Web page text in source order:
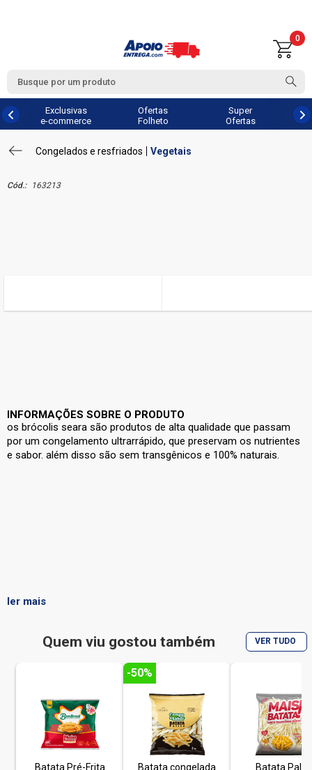
0
Exclusivas
e-commerce
Ofertas
Folheto
Super
Ofertas
Congelados e resfriados Vegetais
Cód.: 163213
INFORMAÇÕES SOBRE O PRODUTO
os brócolis seara são produtos de alta qualidade que passam
por um congelamento ultrarrápido, que preservam os nutrientes
e sabor. além disso são sem transgênicos e 100% naturais.
ler mais
Quem viu gostou também VER TUDO
Batata Pré-Frita
-50%
Batata congelada
Batata Palito